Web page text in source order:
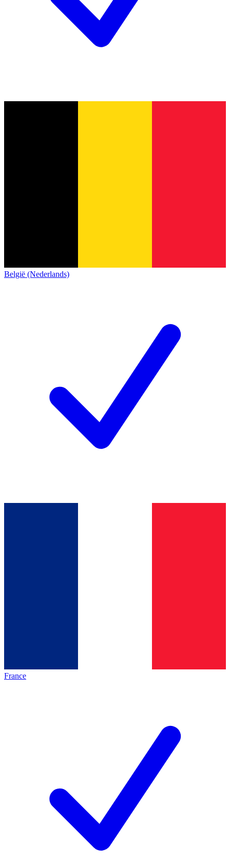
België (Nederlands)
France